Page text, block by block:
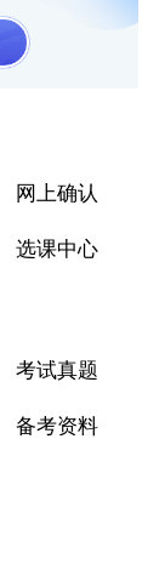
网上确认
选课中心
考试真题
备考资料